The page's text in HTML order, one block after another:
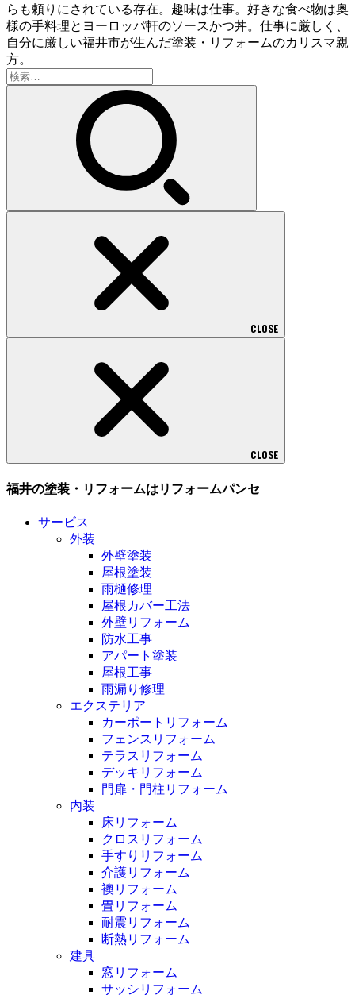
らも頼りにされている存在。趣味は仕事。好きな食べ物は奥
様の手料理とヨーロッパ軒のソースかつ丼。仕事に厳しく、
自分に厳しい福井市が生んだ塗装・リフォームのカリスマ親
方。
検
索:
CLOSE
CLOSE
福井の塗装・リフォームはリフォームパンセ
サービス
外装
外壁塗装
屋根塗装
雨樋修理
屋根カバー工法
外壁リフォーム
防水工事
アパート塗装
屋根工事
雨漏り修理
エクステリア
カーポートリフォーム
フェンスリフォーム
テラスリフォーム
デッキリフォーム
門扉・門柱リフォーム
内装
床リフォーム
クロスリフォーム
手すりリフォーム
介護リフォーム
襖リフォーム
畳リフォーム
耐震リフォーム
断熱リフォーム
建具
窓リフォーム
サッシリフォーム